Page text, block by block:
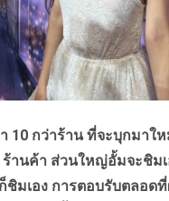
10 กว่าร้าน ที่จะบุกมาใ
ร้านค้า ส่วนใหญ่อั้มจะชิมเ
มเอง การตอบรับตลอด